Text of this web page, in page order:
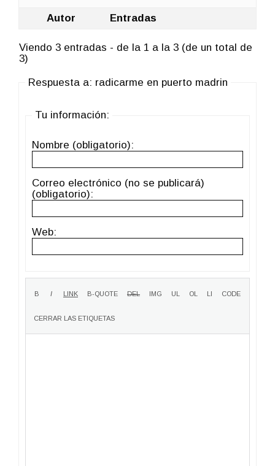
Autor Entradas
Viendo 3 entradas - de la 1 a la 3 (de un total de
3)
Respuesta a: radicarme en puerto madrin
Tu información:
Nombre (obligatorio):
Correo electrónico (no se publicará)
(obligatorio):
Web: